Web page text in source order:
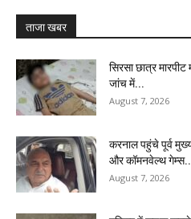
ताजा खबर
सिरसा छात्र
जांच में...
August 7, 2026
करनाल पहुंचे पूर्व
और कॉमनवेल्थ
August 7, 2026